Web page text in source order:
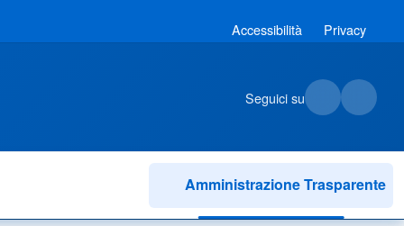
Accessibilità Privacy
Seguici su
Amministrazione Trasparente